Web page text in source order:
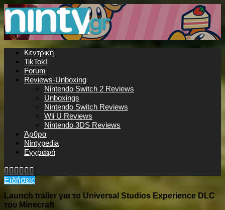
Κεντρική
TikTok!
Forum
Reviews-Unboxing
Nintendo Switch 2 Reviews
Unboxings
Nintendo Switch Reviews
Wii U Reviews
Nintendo 3DS Reviews
Άρθρα
Nintypedia
Εγγραφή
Ειδήσεις
Launch trailer για το Universal Studios Experience DLC
του Minecraft